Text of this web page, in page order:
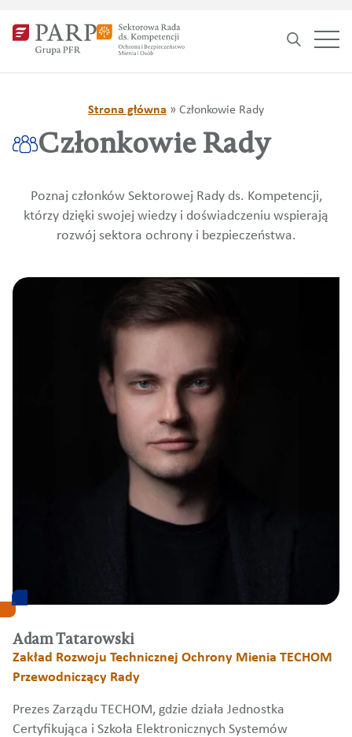
Strona główna » Członkowie Rady
Członkowie Rady
Poznaj członków Sektorowej Rady ds. Kompetencji,
którzy dzięki swojej wiedzy i doświadczeniu wspierają
rozwój sektora ochrony i bezpieczeństwa.
Adam Tatarowski
Zakład Rozwoju Technicznej Ochrony Mienia TECHOM
Przewodniczący Rady
Prezes Zarządu TECHOM, gdzie działa Jednostka
Certyfikująca i Szkoła Elektronicznych Systemów